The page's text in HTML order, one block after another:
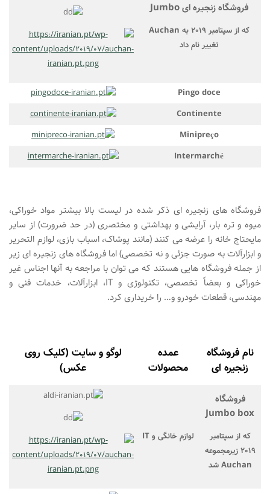
فروشگاه زنجیره ای Jumbo
که از سپتامبر 2019 به Auchan
تغییر نام داد
Pingo doce
Continente
Minipreço
Intermarché
فروشگاه های زنجیره ای ذکر شده در لیست بالا بیشتر مواد خوراکی،
میوه و تره بار، آرایشی و بهداشتی و مختصری (در حد ضرورت) از سایر
مایحتاج خانه را عرضه می کنند (مانند پوشاک، اسباب بازی، لوازم التحریر
و ابزارآلات به صورت جزئی و نه تخصصی) اما فروشگاه های زنجیره ای زیر
از جمله فروشگاه هایی هستند که می توان با مراجعه به آنها اجناس غیر
خوراکی و بعضاً تخصصی، تکنولوژی و IT، ابزارآلات، خدمات فنی و
مهندسی، قطعات خودرو و… را خریداری کرد.
نام فروشگاه
زنجیره ای
عمده
محصولات
لوگو و سایت (کلیک روی
عکس)
فروشگاه
Jumbo box
که از سپتامبر
2019 زیرمجموعه
Auchan شد
لوازم خانگی و IT